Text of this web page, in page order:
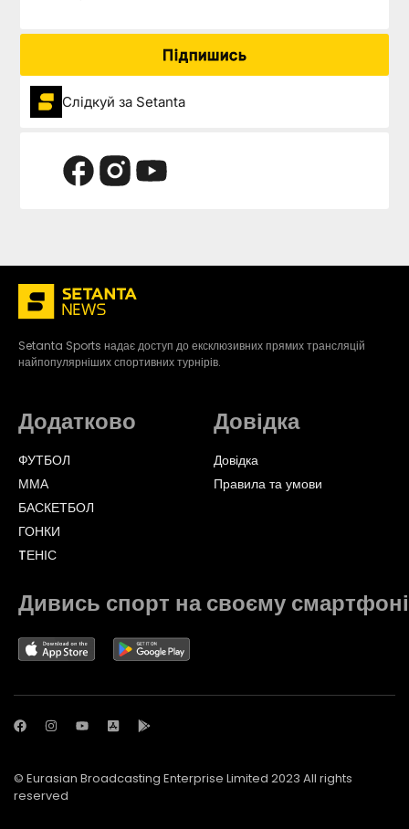
Підпишись
Слідкуй за Setanta
Setanta Sports надає доступ до ексклюзивних прямих трансляцій
найпопулярніших спортивних турнірів.
Додатково
ФУТБОЛ
ММА
БАСКЕТБОЛ
ГОНКИ
TЕНІС
Довідка
Довідка
Правила та умови
Дивись спорт на своєму смартфоні
© Eurasian Broadcasting Enterprise Limited 2023 All rights
reserved